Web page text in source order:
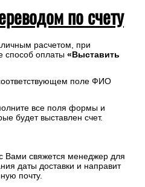
по счету
расчетом, при
способ оплаты «Выставить
поле ФИО
все поля формы и
будет выставлен счет.
Вами свяжется менеджер для
даты доставки и направит
почту.